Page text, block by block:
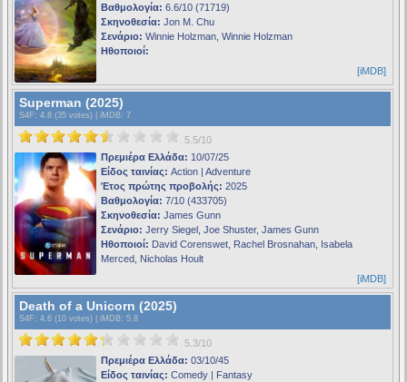
Βαθμολογία: 6.6/10 (71719)
Σκηνοθεσία: Jon M. Chu
Σενάριο: Winnie Holzman, Winnie Holzman
Ηθοποιοί:
[iMDB]
Superman (2025)
S4F : 4.8 (35 votes) | iMDB: 7
5.5/10
Πρεμιέρα Ελλάδα: 10/07/25
Είδος ταινίας: Action | Adventure
Έτος πρώτης προβολής: 2025
Βαθμολογία: 7/10 (433705)
Σκηνοθεσία: James Gunn
Σενάριο: Jerry Siegel, Joe Shuster, James Gunn
Ηθοποιοί: David Corenswet, Rachel Brosnahan, Isabela
Merced, Nicholas Hoult
[iMDB]
Death of a Unicorn (2025)
S4F : 4.6 (10 votes) | iMDB: 5.8
5.3/10
Πρεμιέρα Ελλάδα: 03/10/45
Είδος ταινίας: Comedy | Fantasy